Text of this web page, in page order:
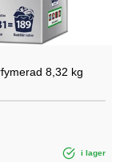
8,32 kg
i lager